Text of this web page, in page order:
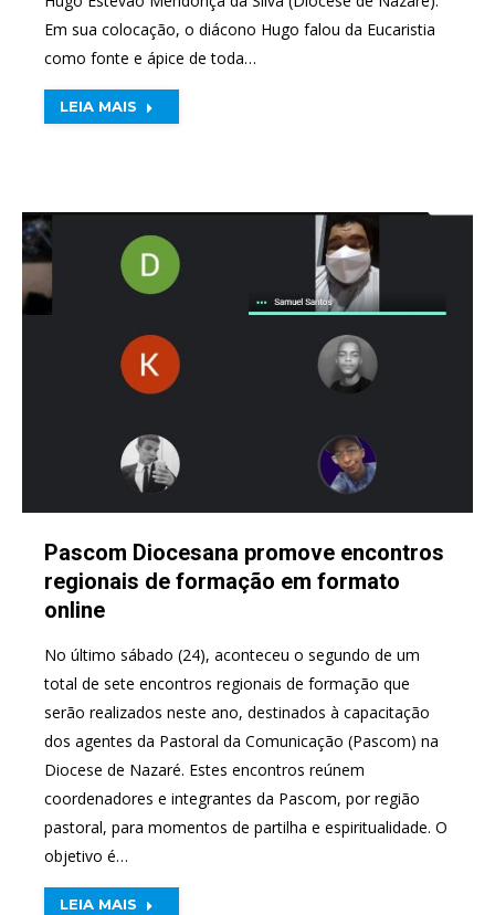
Em sua colocação, o diácono Hugo falou da Eucaristia
como fonte e ápice de toda…
LEIA MAIS
Pascom Diocesana promove encontros
regionais de formação em formato
online
No último sábado (24), aconteceu o segundo de um
total de sete encontros regionais de formação que
serão realizados neste ano, destinados à capacitação
dos agentes da Pastoral da Comunicação (Pascom) na
Diocese de Nazaré. Estes encontros reúnem
coordenadores e integrantes da Pascom, por região
pastoral, para momentos de partilha e espiritualidade. O
objetivo é…
LEIA MAIS